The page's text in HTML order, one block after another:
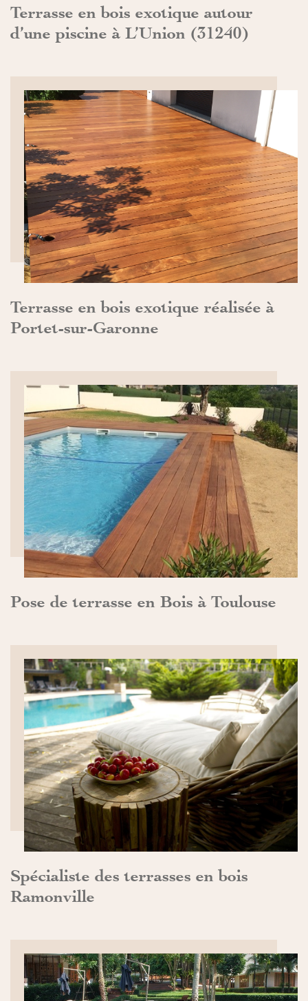
Terrasse en bois exotique autour
d’une piscine à L’Union (31240)
Terrasse en bois exotique réalisée à
Portet-sur-Garonne
DÉCOUVRIR>>
Pose de terrasse en Bois à Toulouse
DÉCOUVRIR>>
Spécialiste des terrasses en bois
Ramonville
DÉCOUVRIR>>